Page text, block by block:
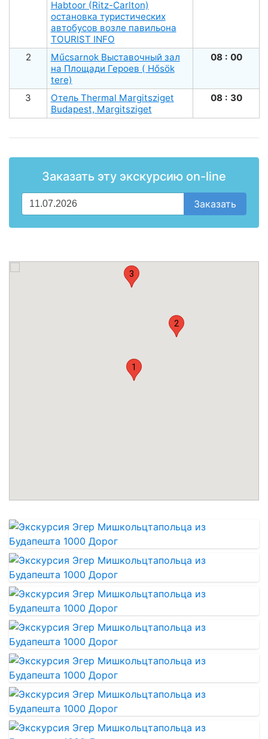
Habtoor (Ritz-Carlton)
остановка туристических
автобусов возле павильона
TOURIST INFO
2
Műсsarnok Выставочный зал
на Площади Героев ( Hősök
tere)
08 : 00
3
Отель Thermal Margitsziget
Budapest, Margitsziget
08 : 30
Заказать эту экскурсию on-line
Заказать
1
2
3